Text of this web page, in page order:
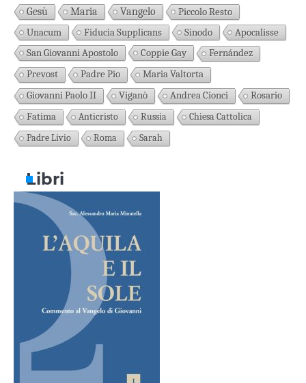
Gesù Maria Vangelo
Piccolo Resto
Unacum
Fiducia Supplicans Sinodo
Apocalisse
San Giovanni Apostolo
Coppie Gay
Fernández
Prevost
Padre Pio
Maria Valtorta
Giovanni Paolo II
Viganò Andrea Cionci
Rosario
Fatima
Anticristo Russia
Chiesa Cattolica
Padre Livio
Roma Sarah
Libri